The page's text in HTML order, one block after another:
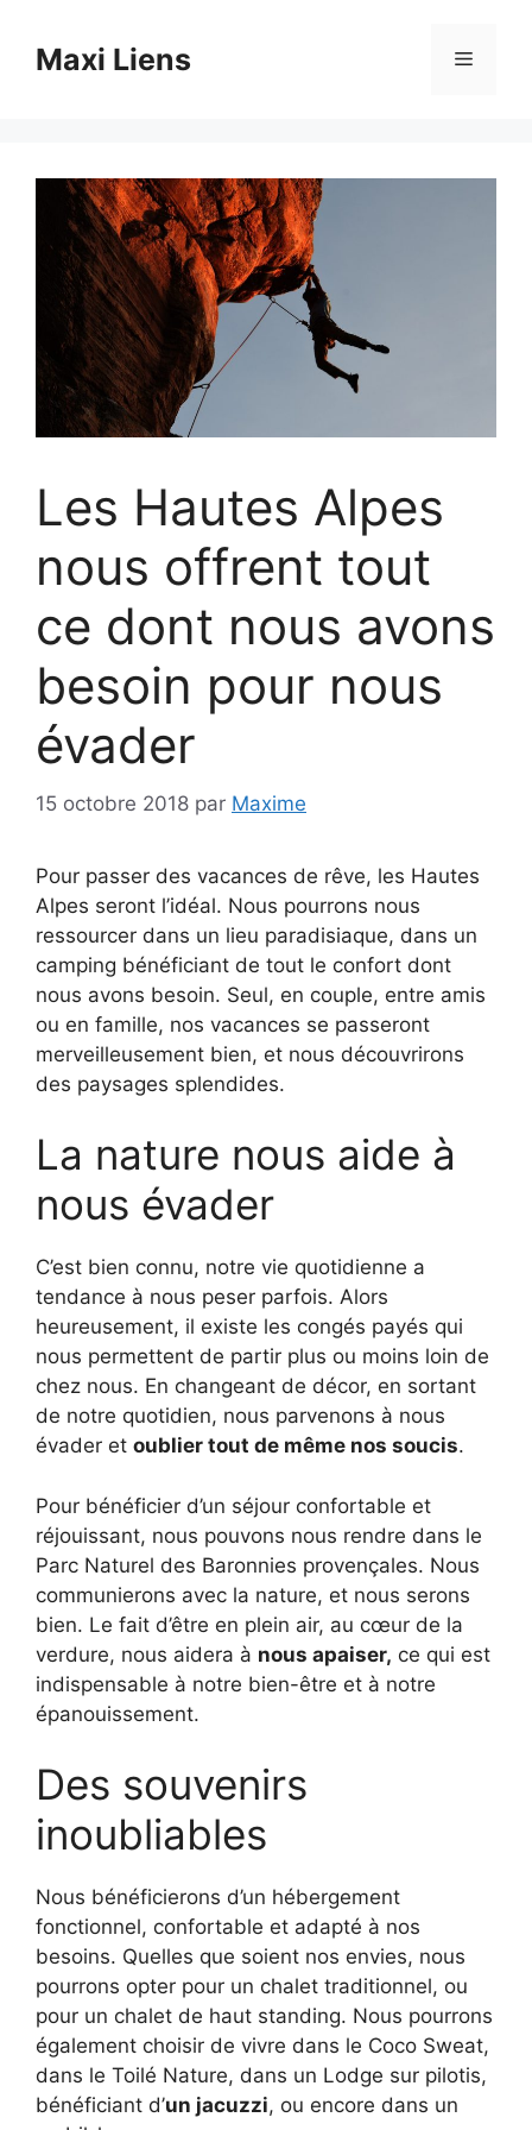
contenuMaxi Liens Menu
Les Hautes Alpes
nous offrent tout
ce dont nous avons
besoin pour nous
évader
15 octobre 2018 par Maxime
Pour passer des vacances de rêve, les Hautes
Alpes seront l’idéal. Nous pourrons nous
ressourcer dans un lieu paradisiaque, dans un
camping bénéficiant de tout le confort dont
nous avons besoin. Seul, en couple, entre amis
ou en famille, nos vacances se passeront
merveilleusement bien, et nous découvrirons
des paysages splendides.
La nature nous aide à
nous évader
C’est bien connu, notre vie quotidienne a
tendance à nous peser parfois. Alors
heureusement, il existe les congés payés qui
nous permettent de partir plus ou moins loin de
chez nous. En changeant de décor, en sortant
de notre quotidien, nous parvenons à nous
évader et oublier tout de même nos soucis.
Pour bénéficier d’un séjour confortable et
réjouissant, nous pouvons nous rendre dans le
Parc Naturel des Baronnies provençales. Nous
communierons avec la nature, et nous serons
bien. Le fait d’être en plein air, au cœur de la
verdure, nous aidera à nous apaiser, ce qui est
indispensable à notre bien-être et à notre
épanouissement.
Des souvenirs
inoubliables
Nous bénéficierons d’un hébergement
fonctionnel, confortable et adapté à nos
besoins. Quelles que soient nos envies, nous
pourrons opter pour un chalet traditionnel, ou
pour un chalet de haut standing. Nous pourrons
également choisir de vivre dans le Coco Sweat,
dans le Toilé Nature, dans un Lodge sur pilotis,
bénéficiant d’un jacuzzi, ou encore dans un